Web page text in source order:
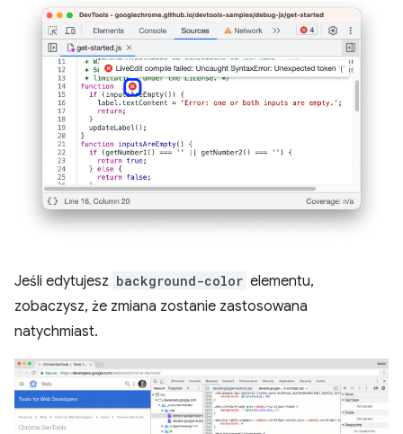
Jeśli edytujesz background-color elementu,
zobaczysz, że zmiana zostanie zastosowana
natychmiast.